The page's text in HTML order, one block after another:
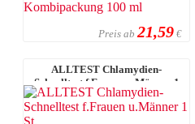
Preis ab 21,59 €
ALLTEST Chlamydien-
Schnelltest f.Frauen u.Männer 1
St.